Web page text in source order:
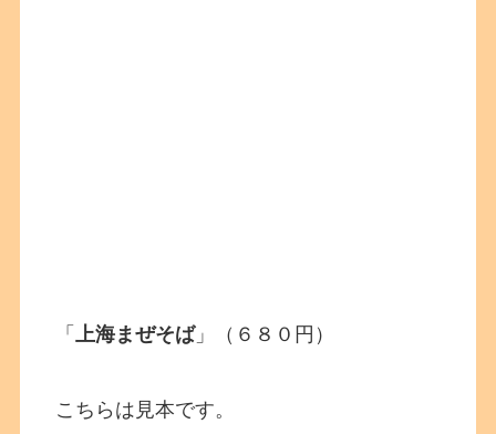
「 上海まぜそば」（６８０円）
こちらは見本です。